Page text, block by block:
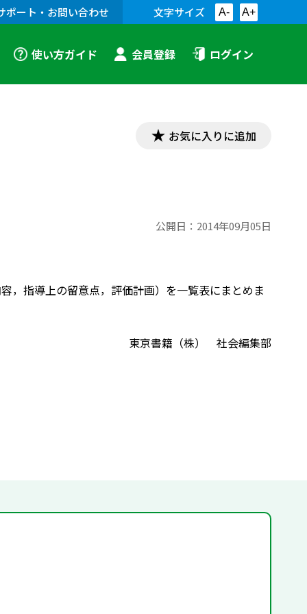
ポート・お問い合わせ 文字サイズ A- A+
使い方ガイド 会員登録 ログイン
お気に入りに追加
公開日： 2014年09月05日
，指導上の留意点，評価計画）を一覧表にまとめま
東京書籍（株） 社会編集部